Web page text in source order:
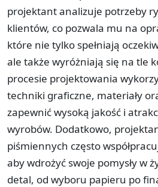
projektant analizuje potrzeby
klientów, co pozwala mu na
które nie tylko spełniają
ale także wyróżniają się na tle
procesie projektowania
techniki graficzne, materiały
zapewnić wysoką jakość i
wyrobów. Dodatkowo,
piśmiennych często
aby wdrożyć swoje pomysły w
detal, od wyboru papieru po